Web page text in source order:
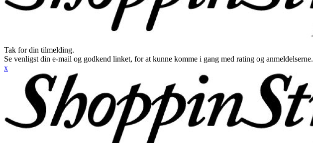
Tak for din tilmelding.
Se venligst din e-mail og godkend linket, for at kunne komme i gang med rating og anmeldelserne.
x